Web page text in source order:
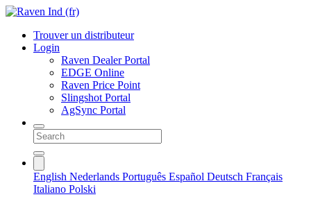
Trouver un distributeur
Login
Raven Dealer Portal
EDGE Online
Raven Price Point
Slingshot Portal
AgSync Portal
English Nederlands Português Español Deutsch Français
Italiano Polski